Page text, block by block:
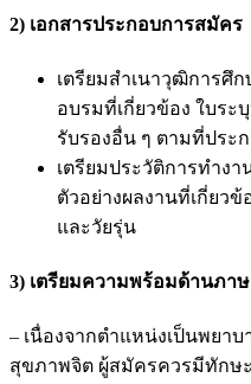
2) เอกสารประกอบการสมัคร
เตรียมสำเนาวุฒิการศึ
อบรมที่เกี่ยวข้อง ใบระ
รับรองอื่น ๆ ตามที่ประ
เตรียมประวัติการทำง
ตัวอย่างผลงานที่เกี่ยว
และวัยรุ่น
3) เตรียมความพร้อมด้านภา
– เนื่องจากตำแหน่งเป็นพยา
สุขภาพจิต ผู้สมัครควรมีทักษ